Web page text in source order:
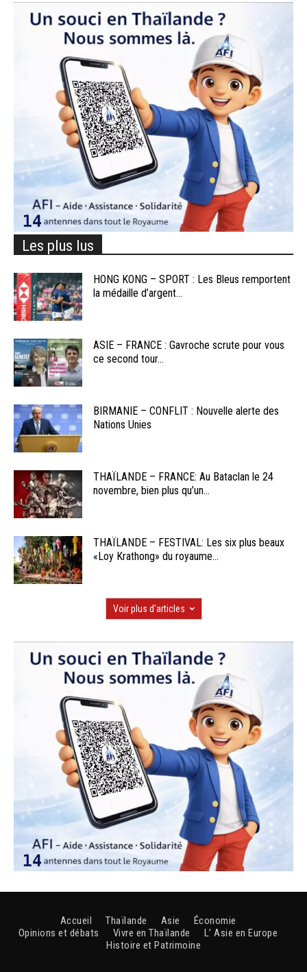
Les plus lus
HONG KONG – SPORT : Les Bleus remportent
la médaille d’argent...
ASIE – FRANCE : Gavroche scrute pour vous
ce second tour...
BIRMANIE – CONFLIT : Nouvelle alerte des
Nations Unies
THAÏLANDE – FRANCE: Au Bataclan le 24
novembre, bien plus qu’un...
THAÏLANDE – FESTIVAL: Les six plus beaux
«Loy Krathong» du royaume...
Voir plus d'articles
Accueil Thaïlande Asie
Économie
Opinions et débats
Vivre en Thaïlande
L’ Asie en Europe
Histoire et Patrimoine